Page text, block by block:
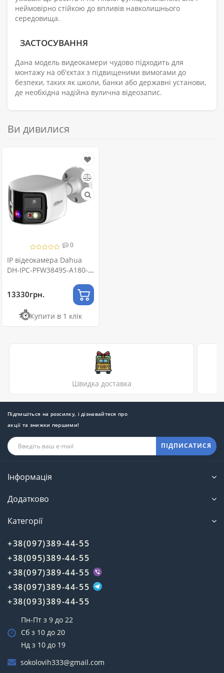
неймовірно стійкою до впливів навколишнього
середовища.
ЗАСТОСУВАННЯ
Дана модель видеокамери чудово підходить для
монтажу на об'єктах з підвищеними вимогами до
безпеки, таких як школи, банки або державні установи,
де необхідна надійна вулична відеозапис.
Ви дивилися
0
IP відеокамера Dahua
DH-IPC-PFW3849S-A180-
TiOC
13330грн.
Купити в 1 клік
Швидка доставка
Підпишіться на розсилку, і дізнавайтеся про
акції та знижки першими!
ПІДПИСАТИСЯ
Інформація
Додатково
Категорії
+38(097)389-44-55
+38(095)389-44-55
+38(097)389-44-55
+38(097)389-44-55
+38(093)389-44-55
Пн-Пт з 9 до 22
Сб з 10 до 20
Нд з 10 до 19
sokolovih333@gmail.com